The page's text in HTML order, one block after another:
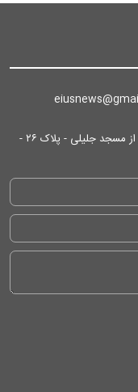
آدرس: تهران/ انتهای خیابان ایرانشهر - پایین تر از مسجد جلیلی - پلاک ۲۶ -